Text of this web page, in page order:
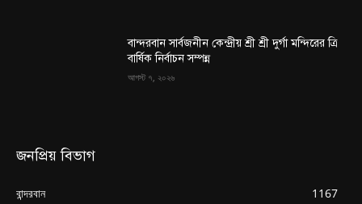
বান্দরবান সার্বজনীন কেন্দ্রীয় শ্রী শ্রী দুর্গা মন্দিরের ত্রি
বার্ষিক নির্বাচন সম্পন্ন
আগস্ট ৭, ২০২৬
জনপ্রিয় বিভাগ
বান্দরবান
1167